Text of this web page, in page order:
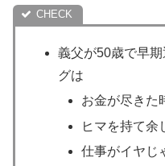
義父が50歳で早
グは
お金が尽きた
ヒマを持て余
仕事がイヤじ